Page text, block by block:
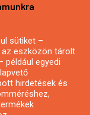
sütiket –
eszközön tárolt
például egyedi
hirdetések és